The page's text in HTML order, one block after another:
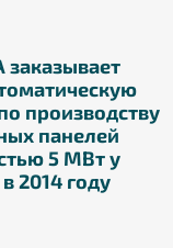
заказывает
производству
панелей
5 МВт у
2014 году